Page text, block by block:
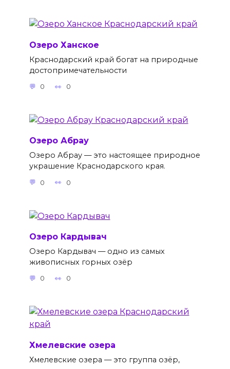
Озеро Ханское
Краснодарский край богат на природные
достопримечательности
0 0
Озеро Абрау
Озеро Абрау — это настоящее природное
украшение Краснодарского края.
0 0
Озеро Кардывач
Озеро Кардывач — одно из самых
живописных горных озёр
0 0
Хмелевские озера
Хмелевские озера — это группа озёр,